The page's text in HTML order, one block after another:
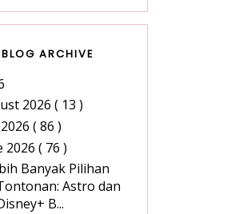
BLOG ARCHIVE
2026 ( 13 )
( 86 )
2026 ( 76 )
Banyak Pilihan
Astro dan
B...